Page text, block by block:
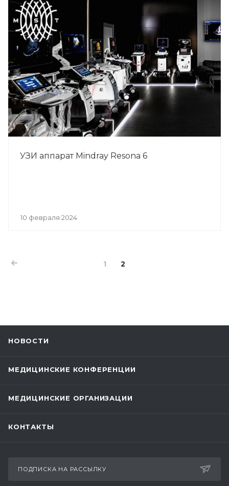
УЗИ аппарат Mindray Resona 6
10 февраля 2024
1 2
НОВОСТИ
МЕДИЦИНСКИЕ КОНФЕРЕНЦИИ
МЕДИЦИНСКИЕ ОРГАНИЗАЦИИ
КОНТАКТЫ
ПОДПИСКА НА РАССЫЛКУ